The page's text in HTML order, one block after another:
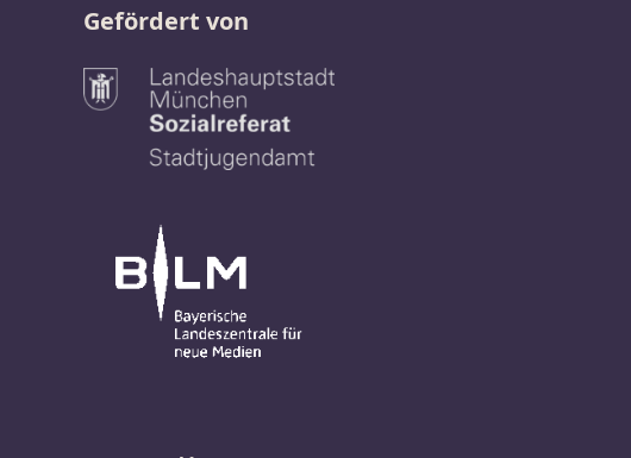
Gefördert von